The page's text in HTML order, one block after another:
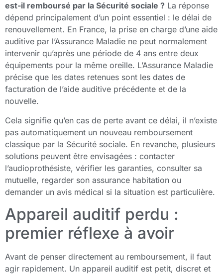
est-il remboursé par la Sécurité sociale ? La réponse
dépend principalement d’un point essentiel : le délai de
renouvellement. En France, la prise en charge d’une aide
auditive par l’Assurance Maladie ne peut normalement
intervenir qu’après une période de 4 ans entre deux
équipements pour la même oreille. L’Assurance Maladie
précise que les dates retenues sont les dates de
facturation de l’aide auditive précédente et de la
nouvelle.
Cela signifie qu’en cas de perte avant ce délai, il n’existe
pas automatiquement un nouveau remboursement
classique par la Sécurité sociale. En revanche, plusieurs
solutions peuvent être envisagées : contacter
l’audioprothésiste, vérifier les garanties, consulter sa
mutuelle, regarder son assurance habitation ou
demander un avis médical si la situation est particulière.
Appareil auditif perdu :
premier réflexe à avoir
Avant de penser directement au remboursement, il faut
agir rapidement. Un appareil auditif est petit, discret et